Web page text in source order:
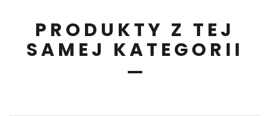
PRODUKTY Z TEJ
SAMEJ KATEGORII